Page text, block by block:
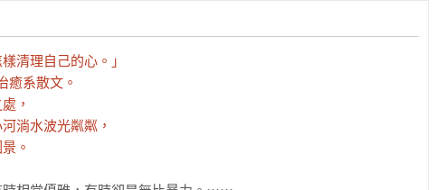
清理自己的心。」
癒系散文。
，
淌水波光粼粼，
。